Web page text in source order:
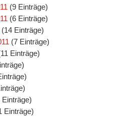
(9 Einträge)
(6 Einträge)
(14 Einträge)
(7 Einträge)
Einträge)
Einträge)
Einträge)